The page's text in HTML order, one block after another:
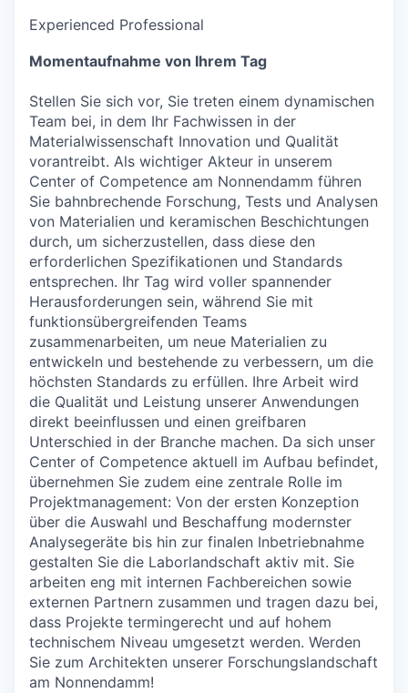
Experienced Professional
Momentaufnahme von Ihrem Tag
Stellen Sie sich vor, Sie treten einem dynamischen
Team bei, in dem Ihr Fachwissen in der
Materialwissenschaft Innovation und Qualität
vorantreibt. Als wichtiger Akteur in unserem
Center of Competence am Nonnendamm führen
Sie bahnbrechende Forschung, Tests und Analysen
von Materialien und keramischen Beschichtungen
durch, um sicherzustellen, dass diese den
erforderlichen Spezifikationen und Standards
entsprechen. Ihr Tag wird voller spannender
Herausforderungen sein, während Sie mit
funktionsübergreifenden Teams
zusammenarbeiten, um neue Materialien zu
entwickeln und bestehende zu verbessern, um die
höchsten Standards zu erfüllen. Ihre Arbeit wird
die Qualität und Leistung unserer Anwendungen
direkt beeinflussen und einen greifbaren
Unterschied in der Branche machen. Da sich unser
Center of Competence aktuell im Aufbau befindet,
übernehmen Sie zudem eine zentrale Rolle im
Projektmanagement: Von der ersten Konzeption
über die Auswahl und Beschaffung modernster
Analysegeräte bis hin zur finalen Inbetriebnahme
gestalten Sie die Laborlandschaft aktiv mit. Sie
arbeiten eng mit internen Fachbereichen sowie
externen Partnern zusammen und tragen dazu bei,
dass Projekte termingerecht und auf hohem
technischem Niveau umgesetzt werden. Werden
Sie zum Architekten unserer Forschungslandschaft
am Nonnendamm!